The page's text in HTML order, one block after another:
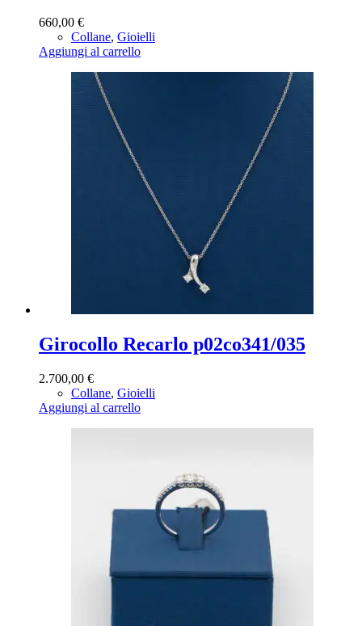
660,00 €
Collane, Gioielli
Aggiungi al carrello
Girocollo Recarlo p02co341/035
2.700,00 €
Collane, Gioielli
Aggiungi al carrello